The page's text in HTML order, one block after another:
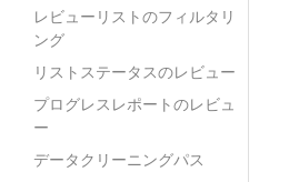
レビューリストのフィルタリ
ング
リストステータスのレビュー
プログレスレポートのレビュ
ー
データクリーニングパス